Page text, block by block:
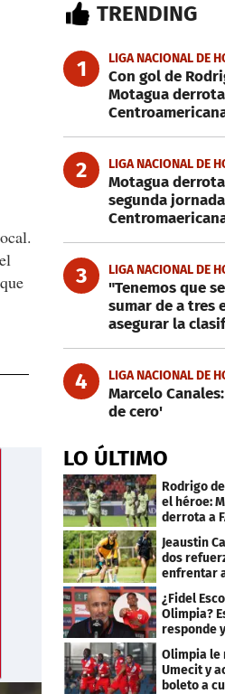
TRENDING
1 LIGA NACIONAL DE
Con gol de
Motagua derrota
2 LIGA NACIONAL DE
Motagua derrota
segunda
3 LIGA NACIONAL DE
"Tenemos que
sumar de a tres
asegurar la
4 LIGA NACIONAL DE
Marcelo
de cero'
LO ÚLTIMO
Rodrigo
el héroe:
derrota a
Jeaustin
dos
enfrentar
Génesis FC
¿Fidel
Olimpia?
responde
resultado
Olimpia le
Umecit y
boleto a